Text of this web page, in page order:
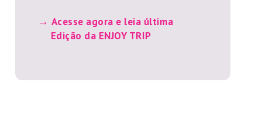
Acesse agora e leia última
Edição da ENJOY TRIP